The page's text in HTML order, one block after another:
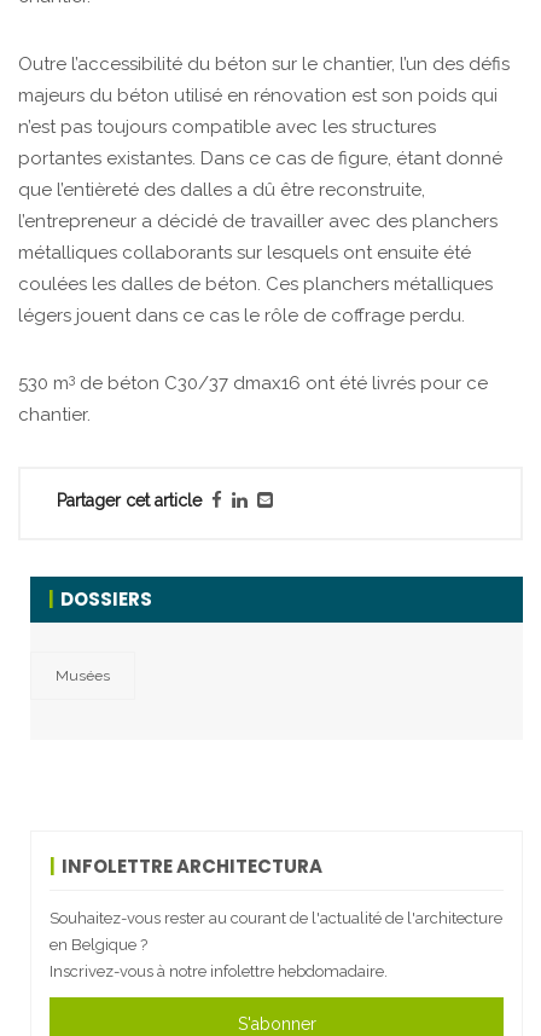
Outre l’accessibilité du béton sur le chantier, l’un des défis
majeurs du béton utilisé en rénovation est son poids qui
n’est pas toujours compatible avec les structures
portantes existantes. Dans ce cas de figure, étant donné
que l’entièreté des dalles a dû être reconstruite,
l’entrepreneur a décidé de travailler avec des planchers
métalliques collaborants sur lesquels ont ensuite été
coulées les dalles de béton. Ces planchers métalliques
légers jouent dans ce cas le rôle de coffrage perdu.
530 m3 de béton C30/37 dmax16 ont été livrés pour ce
chantier.
Partager cet article
DOSSIERS
Musées
INFOLETTRE ARCHITECTURA
Souhaitez-vous rester au courant de l'actualité de l'architecture
en Belgique ?
Inscrivez-vous à notre infolettre hebdomadaire.
S'abonner